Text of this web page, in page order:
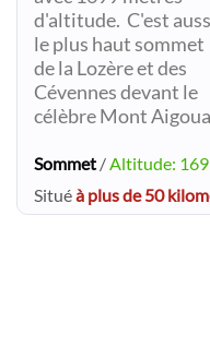
d'altitude. C'est
le plus haut sommet
de la Lozère et des
Cévennes devant le
célèbre Mont
Sommet /Altitude:
Situéà plus de 50